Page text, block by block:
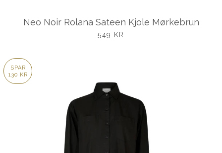
Neo Noir Rolana Sateen Kjole Mørkebrun
UDSALGSPRIS
549 KR
SPAR
130 KR